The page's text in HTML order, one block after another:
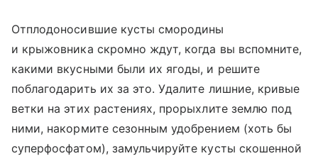
Отплодоносившие кусты смородины
и крыжовника скромно ждут, когда вы вспомните,
какими вкусными были их ягоды, и решите
поблагодарить их за это. Удалите лишние, кривые
ветки на этих растениях, прорыхлите землю под
ними, накормите сезонным удобрением (хоть бы
суперфосфатом), замульчируйте кусты скошенной